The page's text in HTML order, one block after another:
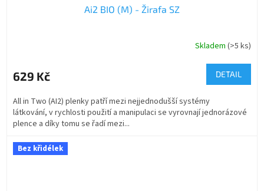
Ai2 BIO (M) - Žirafa SZ
Skladem (>5 ks)
629 Kč DETAIL
All in Two (AI2) plenky patří mezi nejjednodušší systémy
látkování, v rychlosti použití a manipulaci se vyrovnají jednorázové
plence a díky tomu se řadí mezi...
Bez křidélek